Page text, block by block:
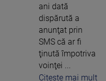
ani dată
dispărută a
anunţat prin
SMS că ar fi
ţinută împotriva
voinţei ...
Citeste mai mult